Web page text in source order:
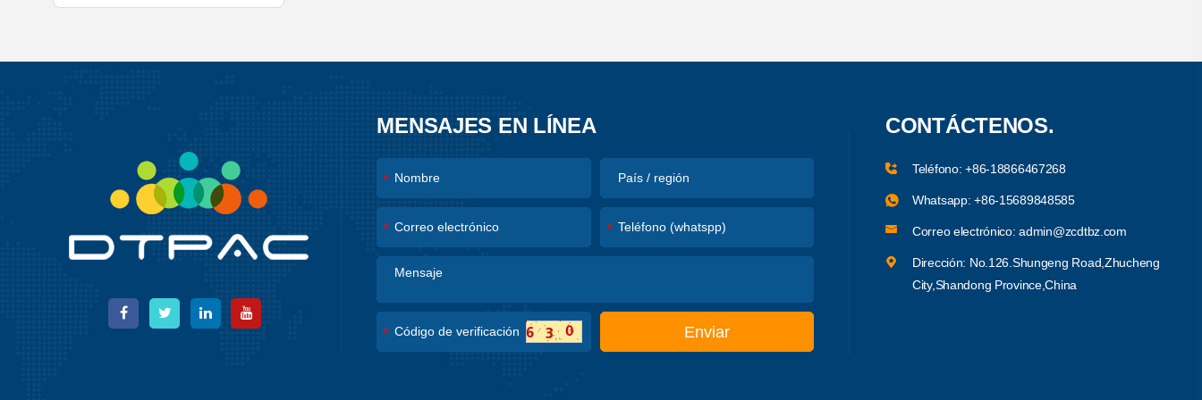
MENSAJES EN LÍNEA
*
* *
* Enviar
CONTÁCTENOS.
Teléfono:+86-18866467268
Whatsapp:+86-15689848585
Correo electrónico:admin@zcdtbz.com
Dirección: No.126.Shungeng Road,Zhucheng
City,Shandong Province,China